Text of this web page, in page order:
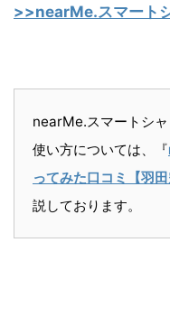
>>nearMe.スマート
nearMe.スマートシ
使い方については、『
ってみた口コミ【羽
説しております。